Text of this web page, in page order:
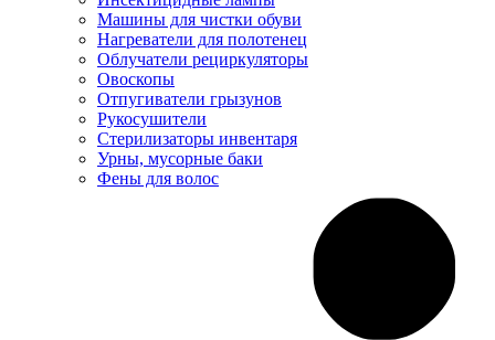
Машины для чистки обуви
Нагреватели для полотенец
Облучатели рециркуляторы
Овоскопы
Отпугиватели грызунов
Рукосушители
Стерилизаторы инвентаря
Урны, мусорные баки
Фены для волос